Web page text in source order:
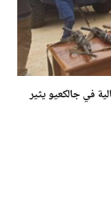
في جالكعيو يثير